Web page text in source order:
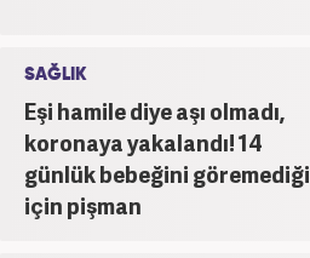
SAĞLIK
Eşi hamile diye aşı olmadı,
koronaya yakalandı! 14
günlük bebeğini göremediği
için pişman